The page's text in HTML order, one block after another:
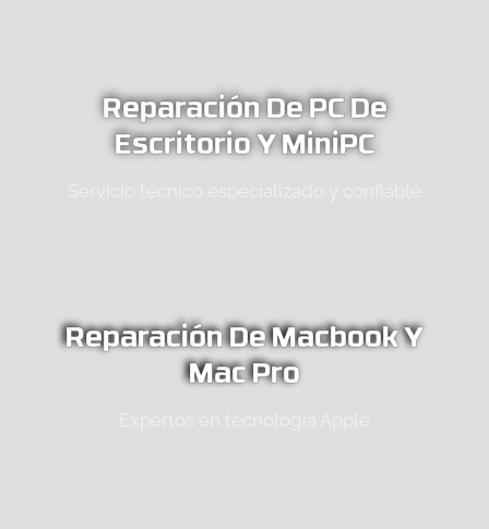
Reparación De PC De
Escritorio Y MiniPC
Servicio técnico especializado y confiable
Reparación De Macbook Y
Mac Pro
Expertos en tecnología Apple